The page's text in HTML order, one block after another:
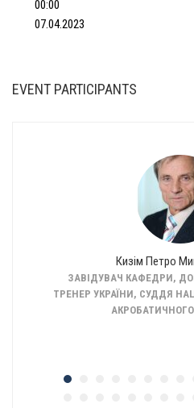
00:00
07.04.2023
EVENT PARTICIPANTS
Кизім Петро
ЗАВІДУВАЧ КАФЕДРИ,
ТРЕНЕР УКРАЇНИ, СУДДЯ